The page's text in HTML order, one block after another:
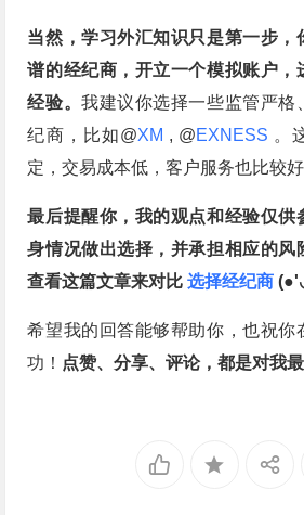
当然，学习外汇知识只是第一步，
谱的经纪商，开立一个模拟账户，
经验。我建议你选择一些监管严格
纪商，比如@XM , @EXNESS 。
定，交易成本低，客户服务也比较好
最后提醒你，我的观点和经验仅供
身情况做出选择，并承担相应的风
查看这篇文章来对比选择经纪商
希望我的回答能够帮助你，也祝你
功！ 点赞、分享、评论，都是对我